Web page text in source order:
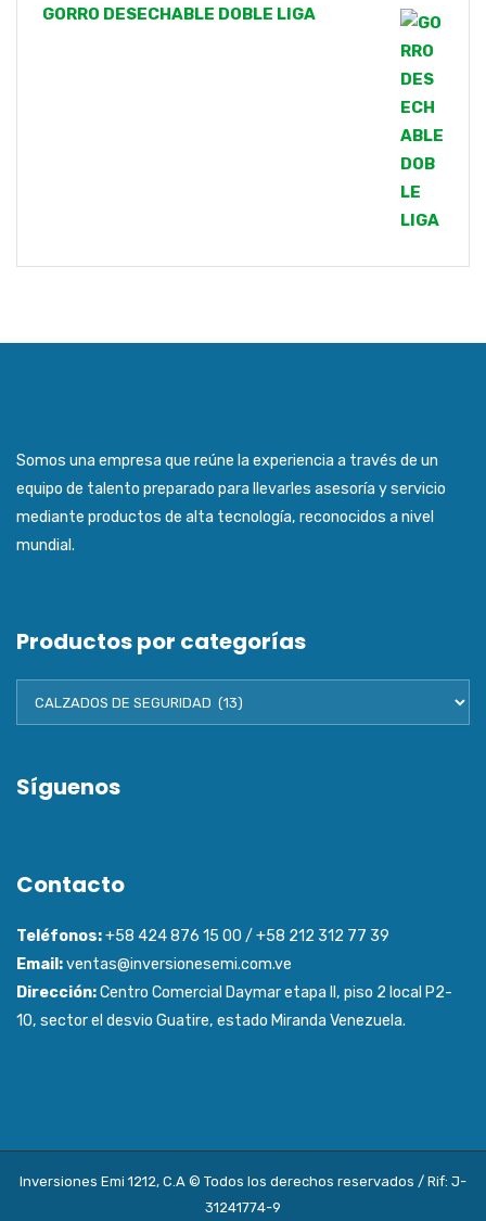
GORRO DESECHABLE DOBLE LIGA
Somos una empresa que reúne la experiencia a través de un
equipo de talento preparado para llevarles asesoría y servicio
mediante productos de alta tecnología, reconocidos a nivel
mundial.
Productos por categorías
Síguenos
Contacto
Teléfonos:+58 424 876 15 00 / +58 212 312 77 39
Email:ventas@inversionesemi.com.ve
Dirección:Centro Comercial Daymar etapa ll, piso 2 local P2-
10, sector el desvio Guatire, estado Miranda Venezuela.
Inversiones Emi 1212, C.A © Todos los derechos reservados / Rif: J-
31241774-9